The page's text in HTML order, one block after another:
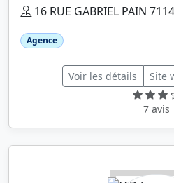
16 RUE GABRIEL PAIN
Agence
Voir les détails Site
7 avis